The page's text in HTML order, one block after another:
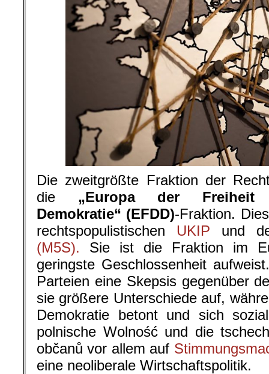
Die zweitgrößte Fraktion der
die „Europa der
Demokratie“ (EFDD)-Fraktion.
rechtspopulistischen UKIP und
(M5S). Sie ist die Fraktion im
geringste Geschlossenheit
Parteien eine Skepsis gegenüber
sie größere Unterschiede auf,
Demokratie betont und sich
polnische Wolność und die
občanů vor allem auf
eine neoliberale Wirtschaftspolitik.